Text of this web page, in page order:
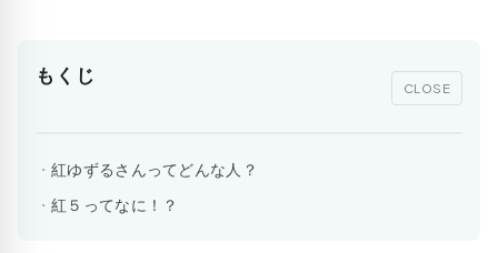
もくじ
CLOSE
紅ゆずるさんってどんな人？
紅５ってなに！？